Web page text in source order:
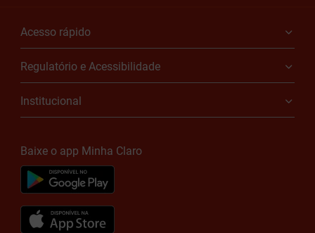
Acesso rápido
Regulatório e Acessibilidade
Institucional
Baixe o app Minha Claro